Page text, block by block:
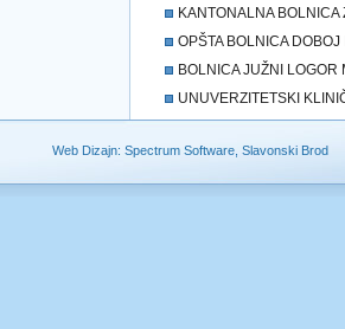
KANTONALNA
OPŠTA BOLNICA
BOLNICA JUŽNI LOGOR
UNUVERZITETSKI
Web Dizajn: Spectrum Software, Slavonski Brod